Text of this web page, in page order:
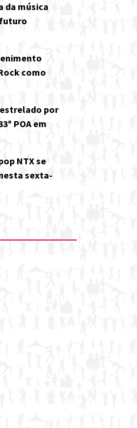
da música
como
por
POA em
NTX se
sexta-